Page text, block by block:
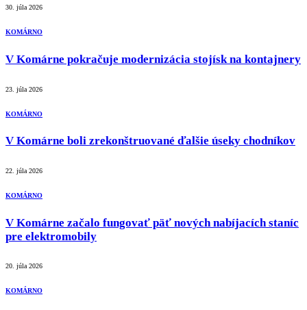
30. júla 2026
KOMÁRNO
V Komárne pokračuje modernizácia stojísk na kontajnery
23. júla 2026
KOMÁRNO
V Komárne boli zrekonštruované ďalšie úseky chodníkov
22. júla 2026
KOMÁRNO
V Komárne začalo fungovať päť nových nabíjacích staníc
pre elektromobily
20. júla 2026
KOMÁRNO